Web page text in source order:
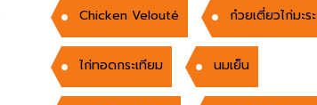
Chicken Velouté ก๋วยเตี่ยวไก่มะระ
ไก่ทอดกระเทียม นมเย็น